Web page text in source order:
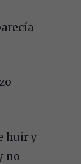
huir y
no